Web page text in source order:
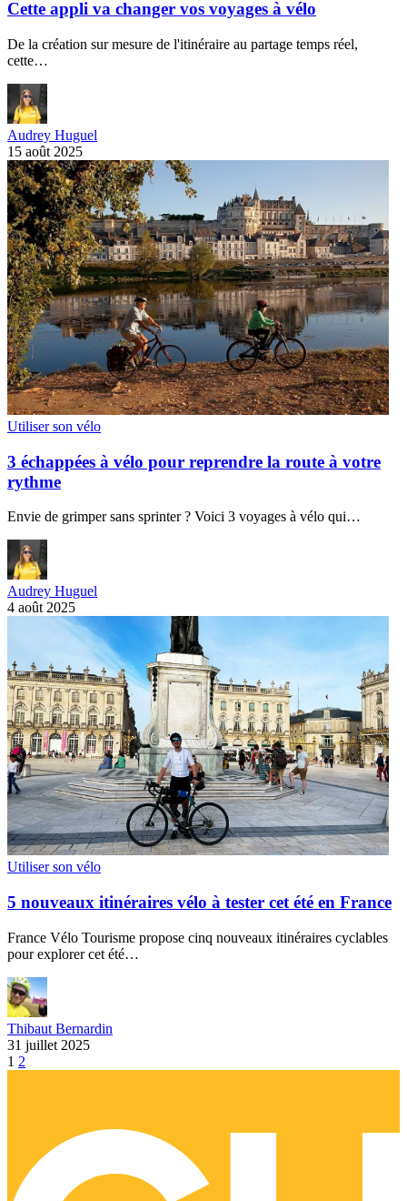
Cette appli va changer vos voyages à vélo
De la création sur mesure de l'itinéraire au partage temps réel,
cette…
Audrey Huguel
15 août 2025
Utiliser son vélo
3 échappées à vélo pour reprendre la route à votre
rythme
Envie de grimper sans sprinter ? Voici 3 voyages à vélo qui…
Audrey Huguel
4 août 2025
Utiliser son vélo
5 nouveaux itinéraires vélo à tester cet été en France
France Vélo Tourisme propose cinq nouveaux itinéraires cyclables
pour explorer cet été…
Thibaut Bernardin
31 juillet 2025
1 2